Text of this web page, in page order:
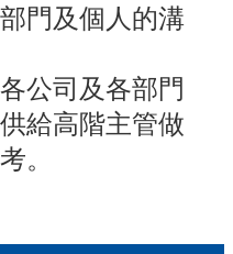
門及個人的溝
公司及各部門
給高階主管做
。